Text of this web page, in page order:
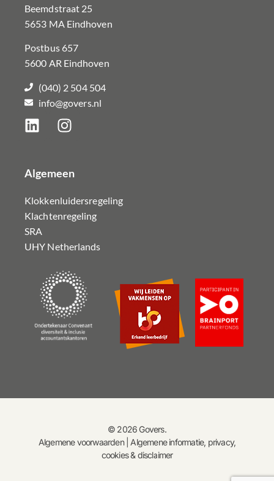
Beemdstraat 25
5653 MA Eindhoven
Postbus 657
5600 AR Eindhoven
(040) 2 504 504
info@govers.nl
Algemeen
Klokkenluidersregeling
Klachtenregeling
SRA
UHY Netherlands
© 2026 Govers.
Algemene voorwaarden| Algemene informatie, privacy,
cookies & disclaimer